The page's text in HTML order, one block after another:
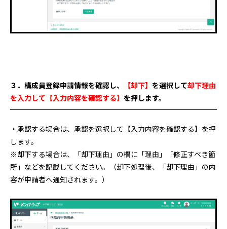
３．構成員登録申請情報を確認し、 【却下】 を選択して却下理由
を入力して 【入力内容を確認する】 を押します。
・承認する場合は、承認を選択して【入力内容を確認する】を押
します。
※却下する場合は、「却下理由」の欄に「理由」「修正すべき箇
所」などを記載してください。（却下処理後、「却下理由」の内
容が申請者へ通知されます。）